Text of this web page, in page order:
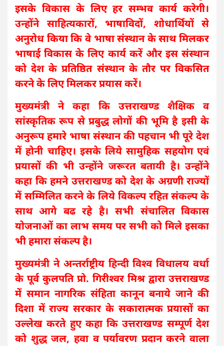
इसके विकास के लिए हर सम्भव कार्य करेगी।
उन्होंने साहित्यकारों, भाषाविदों, शोधार्थियों से
अनुरोध किया कि वे भाषा संस्थान के साथ मिलकर
भाषाई विकास के लिए कार्य करें और इस संस्थान
को देश के प्रतिष्ठित संस्थान के तौर पर विकसित
करने के लिए मिलकर प्रयास करें।
मुख्यमंत्री ने कहा कि उत्तराखण्ड शैक्षिक व
सांस्कृतिक रूप से प्रबुद्ध लोगों की भूमि है इसी के
अनुरूप हमारे भाषा संस्थान की पहचान भी पूरे देश
में होनी चाहिए। इसके लिये सामुहिक सहयोग एवं
प्रयासों की भी उन्होंने जरूरत बतायी है। उन्होंने
कहा कि हमने उत्तराखण्ड को देश के अग्रणी राज्यों
में सम्मिलित करने के लिये विकल्प रहित संकल्प के
साथ आगे बढ रहे है। सभी संचालित विकास
योजनाओं का लाभ समय पर सभी को मिले इसका
भी हमारा संकल्प है।
मुख्यमंत्री ने अन्तर्राष्ट्रीय हिन्दी विश्व विधालय वर्धा
के पूर्व कुलपति प्रो. गिरीश्वर मिश्र द्वारा उत्तराखण्ड
में समान नागरिक संहिता कानून बनाये जाने की
दिशा में राज्य सरकार के सकारात्मक प्रयासों का
उल्लेख करते हुए कहा कि उत्तराखण्ड सम्पूर्ण देश
को शुद्ध जल, हवा व पर्यावरण प्रदान करने वाला